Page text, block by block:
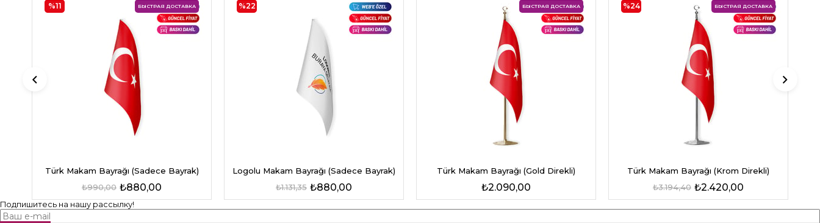
Türk Makam Bayrağı (Sadece Bayrak)
₺880,00
₺990,00
%11 БЫСТРАЯ ДОСТАВКА
Logolu Makam Bayrağı (Sadece Bayrak)
₺880,00
₺1.131,35
%22
Türk Makam Bayrağı (Gold Direkli)
₺2.090,00
БЫСТРАЯ ДОСТАВКА
Türk Makam Bayrağı (Krom Direkli)
₺2.420,00
₺3.194,40
%24 БЫСТРАЯ ДОСТАВКА
Подпишитесь на нашу рассылку!